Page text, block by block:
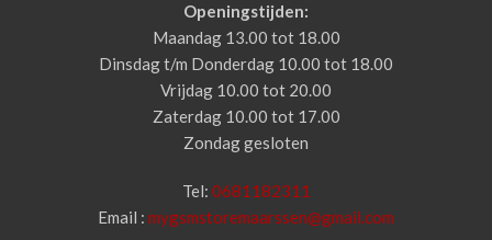
Openingstijden:
Maandag 13.00 tot 18.00
Dinsdag t/m Donderdag 10.00 tot 18.00
Vrijdag 10.00 tot 20.00
Zaterdag 10.00 tot 17.00
Zondag gesloten
Tel: 0681182311
Email : mygsmstoremaarssen@gmail.com